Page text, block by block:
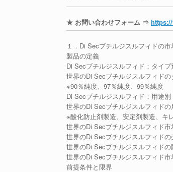
★ お問い合わせフォーム ⇒
１．Di Secブチルジスルフィドの
製品の定義
Di Secブチルジスルフィド：タイプ
世界のDi Secブチルジスルフィドの
※90％純度、97％純度、99％純度
Di Secブチルジスルフィド：用途別
世界のDi Secブチルジスルフィドの
※酸化防止剤製造、安定剤製造、キ
世界のDi Secブチルジスルフィド
世界のDi Secブチルジスルフィドの
世界のDi Secブチルジスルフィドの
世界のDi Secブチルジスルフィド市
前提条件と限界